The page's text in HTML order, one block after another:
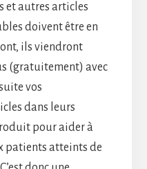
et autres articles
doivent être en
ils viendront
(gratuitement) avec
vos
dans leurs
pour aider à
patients atteints de